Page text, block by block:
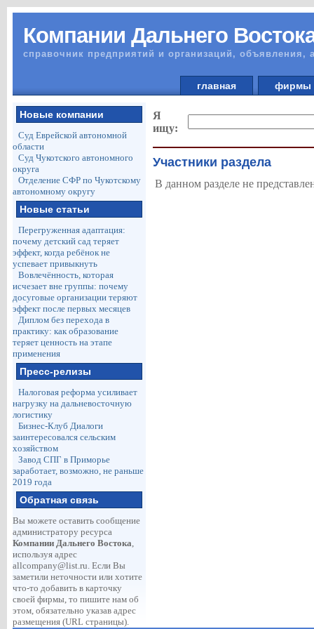
Компании Дальнего
справочник предприятий и организаций, объявления,
главная
Новые компании
Суд Еврейской автономной
области
Суд Чукотского автономного
округа
Отделение СФР по Чукотскому
автономному округу
Новые статьи
Перегруженная адаптация:
почему детский сад теряет
эффект, когда ребёнок не
успевает привыкнуть
Вовлечённость, которая
исчезает вне группы: почему
досуговые организации теряют
эффект после первых месяцев
Диплом без перехода в
практику: как образование
теряет ценность на этапе
применения
Пресс-релизы
Налоговая реформа усиливает
нагрузку на дальневосточную
логистику
Бизнес-Клуб Диалоги
заинтересовался сельским
хозяйством
Завод СПГ в Приморье
заработает, возможно, не раньше
2019 года
Обратная связь
Вы можете оставить сообщение
администратору ресурса
Компании Дальнего Востока,
используя адрес
allcompany@list.ru. Если Вы
заметили неточности или хотите
что-то добавить в карточку
своей фирмы, то пишите нам об
этом, обязательно указав адрес
размещения (URL страницы).
Я
ищу:
Участники раздела
В данном разделе не